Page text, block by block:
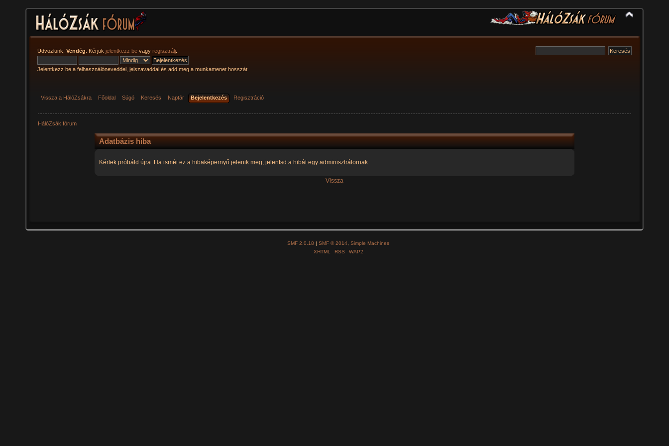
Üdvözlünk, Vendég . Kérjük jelentkezz be vagy regisztrálj
Jelentkezz be a felhasználóneveddel, jelszavaddal és add meg a munkamenet hosszát
Vissza a HálóZsákra Főoldal Súgó Keresés Naptár Bejelentkezés Regisztráció
HálóZsák fórum
Adatbázis hiba
Kérlek próbáld újra. Ha ismét ez a hibaképernyő jelenik meg, jelentsd a hibát egy adminisztrátornak.
Vissza
SMF 2.0.18 | SMF © 2014, Simple Machines
XHTML
RSS WAP2